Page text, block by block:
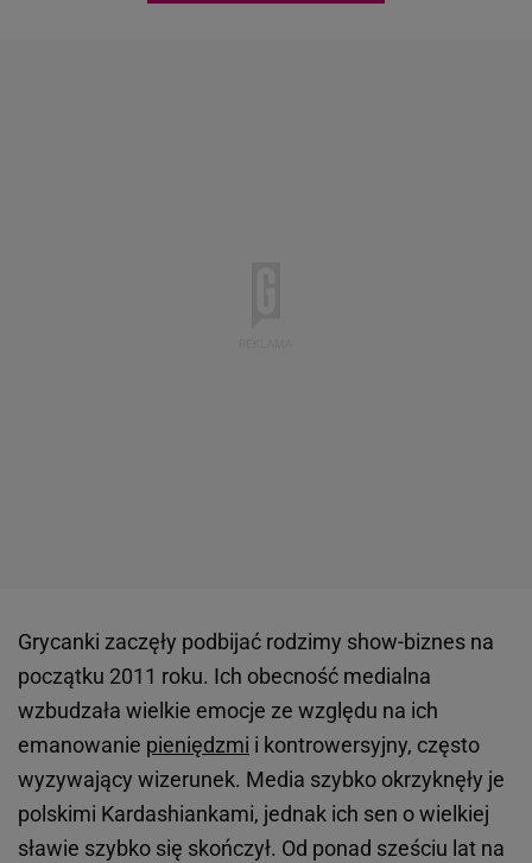
Grycanki zaczęły podbijać rodzimy show-biznes na
początku 2011 roku. Ich obecność medialna
wzbudzała wielkie emocje ze względu na ich
emanowanie pieniędzmi i kontrowersyjny, często
wyzywający wizerunek. Media szybko okrzyknęły je
polskimi Kardashiankami, jednak ich sen o wielkiej
sławie szybko się skończył. Od ponad sześciu lat na